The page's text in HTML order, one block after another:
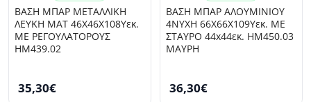
ΒΑΣΗ ΜΠΑΡ ΜΕΤΑΛΛΙΚΗ
ΛΕΥΚΗ ΜΑΤ 46Χ46Χ108Yεκ.
ΜΕ ΡΕΓΟΥΛΑΤΟΡΟΥΣ
HM439.02
35,30€
ΒΑΣΗ ΜΠΑΡ ΑΛΟΥΜΙΝΙΟΥ
4ΝΥΧΗ 66X66X109Υεκ. ΜΕ
ΣΤΑΥΡΟ 44x44εκ. HM450.03
ΜΑΥΡΗ
36,30€